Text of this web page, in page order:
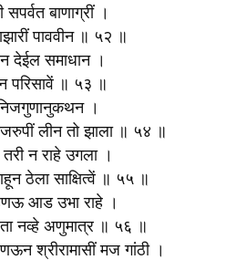
बाणाग्रीं ।
पाववीन ॥ ५२ ॥
देईल समाधान ।
परिसावें ॥ ५३ ॥
।
लीन तो झाला ॥ ५४ ॥
न राहे उगला ।
ठेला साक्षित्वें ॥ ५५ ॥
आड उभा राहे ।
नव्हे अणुमात्र ॥ ५६ ॥
श्रीरामासीं मज गांठी ।